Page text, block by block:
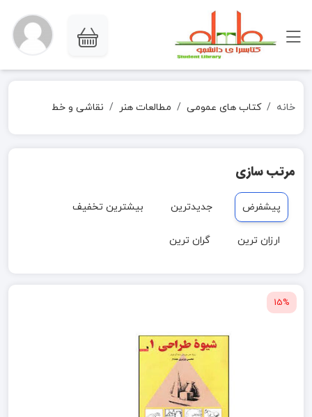
خانه کتاب های عمومی مطالعات هنر نقاشی و خط
مرتب سازی
پیشفرض جدیدترین بیشترین تخفیف
ارزان ترین گران ترین
15%